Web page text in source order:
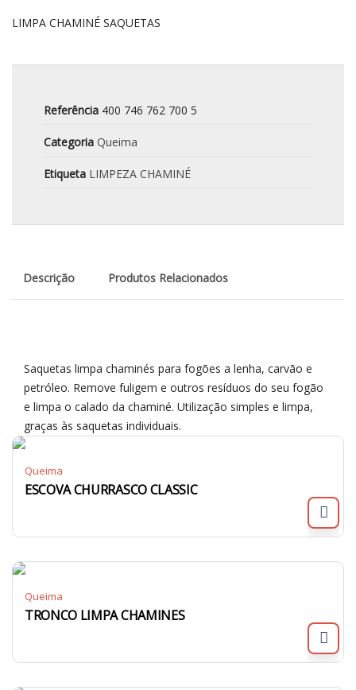
LIMPA CHAMINÉ SAQUETAS
Referência 400 746 762 700 5
Categoria Queima
Etiqueta LIMPEZA CHAMINÉ
Descrição Produtos Relacionados
Saquetas limpa chaminés para fogões a lenha, carvão e
petróleo. Remove fuligem e outros resíduos do seu fogão
e limpa o calado da chaminé. Utilização simples e limpa,
graças às saquetas individuais.
Queima
ESCOVA CHURRASCO CLASSIC
Queima
TRONCO LIMPA CHAMINES